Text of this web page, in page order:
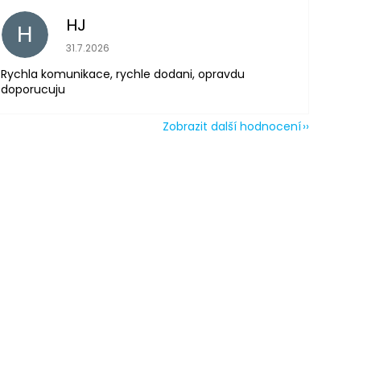
H HJ
Hodnocení obchodu je 5 z 5 hvězdiček.
31.7.2026
Rychla komunikace, rychle dodani, opravdu
doporucuju
Zobrazit další hodnocení